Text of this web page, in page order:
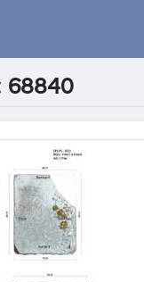
68840